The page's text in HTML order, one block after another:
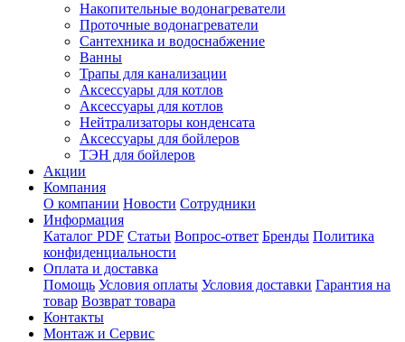
Накопительные водонагреватели
Проточные водонагреватели
Сантехника и водоснабжение
Ванны
Трапы для канализации
Аксессуары для котлов
Аксессуары для котлов
Нейтрализаторы конденсата
Аксессуары для бойлеров
ТЭН для бойлеров
Акции
Компания
О компании Новости Сотрудники
Информация
Каталог PDF Статьи Вопрос-ответ Бренды Политика
конфиденциальности
Оплата и доставка
Помощь Условия оплаты Условия доставки Гарантия на
товар Возврат товара
Контакты
Монтаж и Сервис